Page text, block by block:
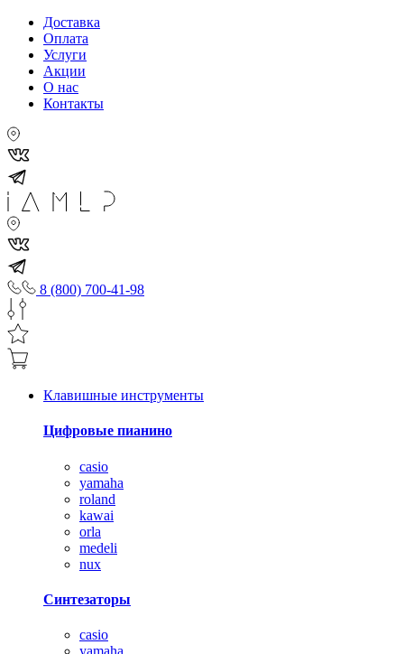
Доставка
Оплата
Услуги
Акции
О нас
Контакты
8 (800) 700-41-98
Клавишные инструменты
Цифровые пианино
casio
yamaha
roland
kawai
orla
medeli
nux
Синтезаторы
casio
yamaha